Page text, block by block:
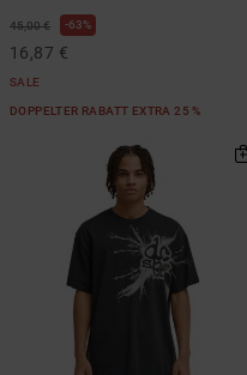
45,00 € 63%
16,87 €
SALE
DOPPELTER RABATT EXTRA 25 %